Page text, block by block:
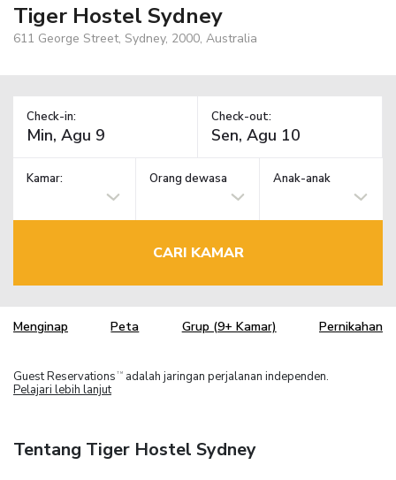
Tiger Hostel Sydney
611 George Street, Sydney, 2000, Australia
Check-in: Check-out:
Kamar: Orang dewasa Anak-anak
CARI KAMAR
Menginap Peta Grup (9+ Kamar) Pernikahan
Guest Reservations TM
adalah jaringan perjalanan independen.
Pelajari lebih lanjut
Tentang Tiger Hostel Sydney